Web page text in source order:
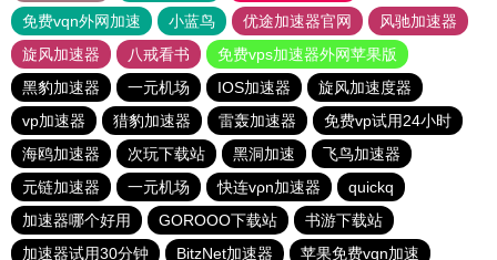
免费vqn外网加速
小蓝鸟 优途加速器官网
风驰加速器
旋风加速器
八戒看书
免费vps加速器外网苹果版
黑豹加速器
一元机场 IOS加速器
旋风加速度器
vp加速器
猎豹加速器 雷轰加速器
免费vp试用24小时
海鸥加速器
次玩下载站 黑洞加速
飞鸟加速器
元链加速器
一元机场 快连vρn加速器
quickq
加速器哪个好用
GOROOO下载站
书游下载站
加速器试用30分钟
BitzNet加速器 苹果免费vqn加速